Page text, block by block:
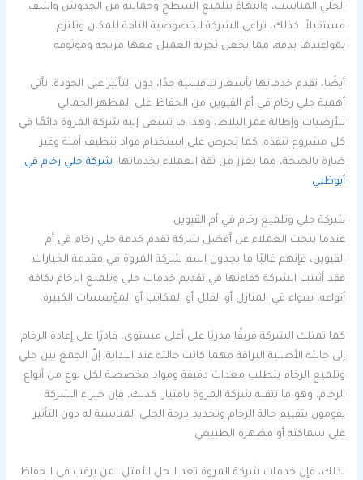
الجلي المناسب، وانتهاءً بتلميع السطح وحمايته من الخدوش والتلف
مستقبلاً. كذلك، تراعي الشركة الخصوصية التامة للمكان وتلتزم
بمواعيدها بدقة، مما يجعل تجربة العميل معها مريحة وموثوقة.
أيضًا، تقدم خدماتها بأسعار تنافسية جدًا، دون التأثير على الجودة. تأتي
أهمية جلي رخام في أم القيوين من الحفاظ على المظهر الجمالي
للأرضيات وإطالة عمر البلاط، وهذا ما تسعى إليه شركة المروة دائمًا في
كل مشروع تنفذه. كما تحرص على استخدام مواد تنظيف آمنة وغير
ضارة بالصحة، مما يعزز من ثقة العملاء بخدماتها. شركة جلي رخام في
أبوظبي
شركة جلي وتلميع رخام في أم القيوين
عندما يبحث العملاء عن أفضل شركة تقدم خدمة جلي رخام في أم
القيوين، فإنهم غالبًا ما يجدون اسم شركة المروة في مقدمة الخيارات.
فقد أثبتت الشركة كفاءتها في تقديم خدمات جلي وتلميع الرخام بكافة
أنواعه، سواء في المنازل أو الفلل أو المكاتب أو المؤسسات الكبيرة.
كما تمتلك الشركة فريقًا مدربًا على أعلى مستوى، قادرًا على إعادة الرخام
إلى حالته الأصلية البراقة مهما كانت حالته عند البداية. إنّ الجمع بين جلي
وتلميع الرخام يتطلب معدات دقيقة ومواد مخصصة لكل نوع من أنواع
الرخام، وهو ما تتقنه شركة المروة بامتياز. كذلك، فإن خبراء الشركة
يقومون بتقييم حالة الرخام وتحديد درجة الجلي المناسبة له دون التأثير
على سماكته أو مظهره الطبيعي.
لذلك، فإن خدمات شركة المروة تعد الحل الأمثل لمن يرغب في الحفاظ